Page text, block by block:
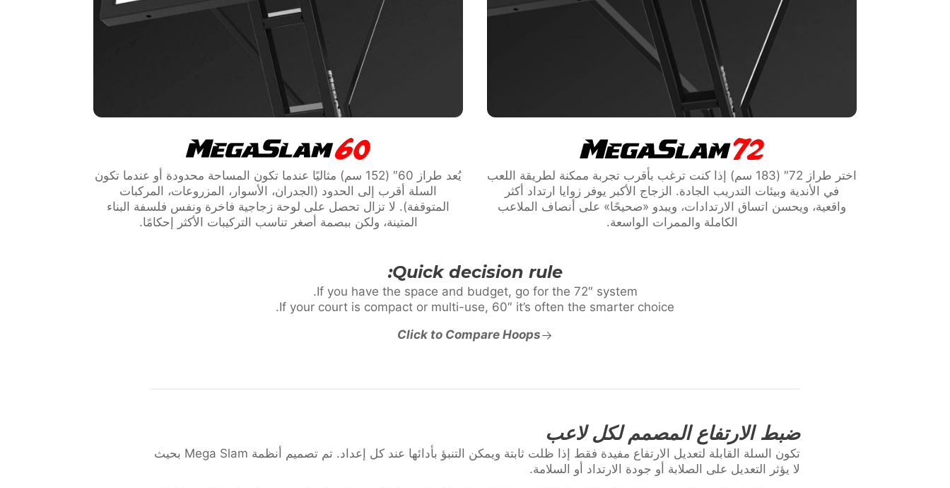
اختر طراز 72″ (183 سم) إذا كنت ترغب بأقرب تجربة ممكنة لطريقة اللعب
في الأندية وبيئات التدريب الجادة. الزجاج الأكبر يوفر زوايا ارتداد أكثر
واقعية، ويحسن اتساق الارتدادات، ويبدو «صحيحًا» على أنصاف الملاعب
الكاملة والممرات الواسعة.
يُعد طراز 60″ (152 سم) مثاليًا عندما تكون المساحة محدودة أو عندما تكون
السلة أقرب إلى الحدود (الجدران، الأسوار، المزروعات، المركبات
المتوقفة). لا تزال تحصل على لوحة زجاجية فاخرة ونفس فلسفة البناء
المتينة، ولكن ببصمة أصغر تناسب التركيبات الأكثر إحكامًا.
Quick decision rule:
If you have the space and budget, go for the 72″ system.
If your court is compact or multi-use, 60″ it’s often the smarter choice.
Click to Compare Hoops
ضبط الارتفاع المصمم لكل لاعب
تكون السلة القابلة لتعديل الارتفاع مفيدة فقط إذا ظلت ثابتة ويمكن التنبؤ بأدائها عند كل إعداد. تم تصميم أنظمة Mega Slam بحيث
لا يؤثر التعديل على الصلابة أو جودة الارتداد أو السلامة.